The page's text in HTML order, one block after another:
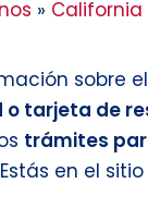
» California
sobre
o tarjeta de
trámites
Estás en el